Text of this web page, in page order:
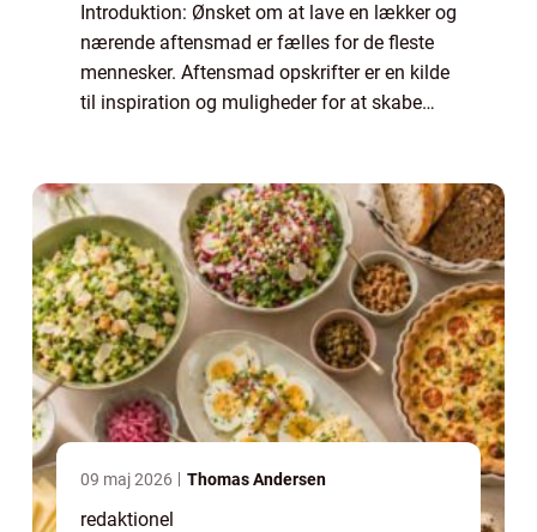
Introduktion: Ønsket om at lave en lækker og
nærende aftensmad er fælles for de fleste
mennesker. Aftensmad opskrifter er en kilde
til inspiration og muligheder for at skabe
09 maj 2026 Thomas Andersen
redaktionel